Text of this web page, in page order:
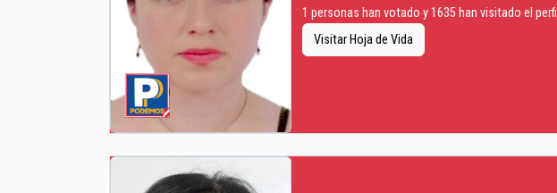
1 personas han votado y 1635 han visitado el perfil
Visitar Hoja de Vida